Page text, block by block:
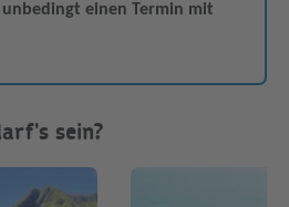
einen Termin mit
sein?